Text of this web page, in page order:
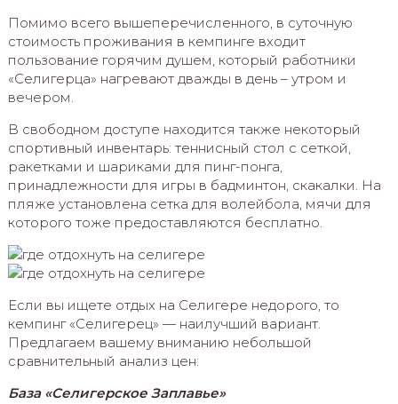
Помимо всего вышеперечисленного, в суточную
стоимость проживания в кемпинге входит
пользование горячим душем, который работники
«Селигерца» нагревают дважды в день – утром и
вечером.
В свободном доступе находится также некоторый
спортивный инвентарь: теннисный стол с сеткой,
ракетками и шариками для пинг-понга,
принадлежности для игры в бадминтон, скакалки. На
пляже установлена сетка для волейбола, мячи для
которого тоже предоставляются бесплатно.
Если вы ищете отдых на Селигере недорого, то
кемпинг «Селигерец» — наилучший вариант.
Предлагаем вашему вниманию небольшой
сравнительный анализ цен:
База «Селигерское Заплавье»